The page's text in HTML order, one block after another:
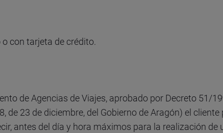
con tarjeta de crédito.
de Agencias de Viajes, aprobado por Decreto 51/
23 de diciembre, del Gobierno de Aragón) el
antes del día y hora máximos para la realización